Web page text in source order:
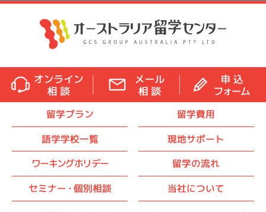
留学プラン
留学費用
語学学校一覧
現地サポート
ワーキングホリデー
留学の流れ
セミナー・ 個別相談 当社について